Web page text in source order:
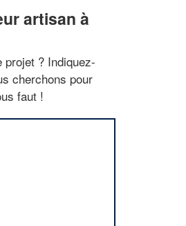
artisan à
? Indiquez-
cherchons pour
faut !